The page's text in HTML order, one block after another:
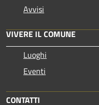
Avvisi
VIVERE IL COMUNE
Luoghi
Eventi
CONTATTI